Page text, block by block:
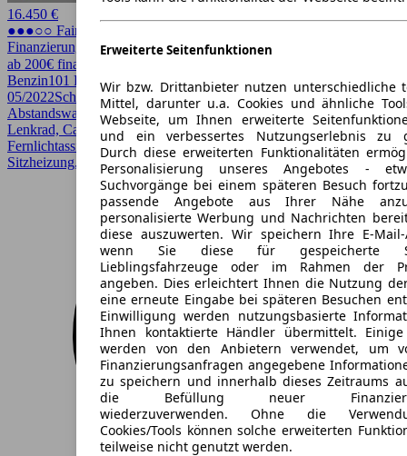
Erweiterte Seitenfunktionen
Wir bzw. Drittanbieter nutzen unterschiedliche
Mittel, darunter u.a. Cookies und ähnliche
Webseite, um Ihnen erweiterte
und ein verbessertes Nutzungserlebnis zu
Durch diese erweiterten Funktionalitäten
Personalisierung unseres Angebotes -
Suchvorgänge bei einem späteren Besuch
passende Angebote aus Ihrer Nähe
personalisierte Werbung und Nachrichten
diese auszuwerten. Wir speichern Ihre E-Mail-
wenn Sie diese für gespeicherte
Lieblingsfahrzeuge oder im Rahmen der
angeben. Dies erleichtert Ihnen die Nutzung
eine erneute Eingabe bei späteren Besuchen
Einwilligung werden nutzungsbasierte
Ihnen kontaktierte Händler übermittelt. Einige
werden von den Anbietern verwendet, um
Finanzierungsanfragen angegebene
zu speichern und innerhalb dieses Zeitraums
die Befüllung neuer
wiederzuverwenden. Ohne die
Cookies/Tools können solche erweiterten
teilweise nicht genutzt werden.
16.450 €
●●●○○ Fairer Preis
Finanzierung möglich
ab 200€ finanzieren ↗
Benzin101 PS (74 kW) 38.600 km EZ
05/2022SchaltgetriebeKleinwagen4 Türen
Abstandswarner, Android Auto, Apple CarPlay, Beheizbares
Lenkrad, CarPlay, Einparkhilfe, Einparkhilfe Sensoren hinten,
Fernlichtassistent, Garantie, LED, LED-Scheinwerfer, Lichtsensor,
Sitzheizung, Spurhalteassistent